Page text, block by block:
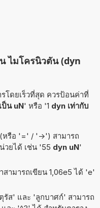
ไมโครนิวตัน (dyn
โดยเร็วที่สุด ควรป้อนค่าที่
ป็น uN' หรือ '1 dyn เท่ากับ
รือ '=' / '->') สามารถ
วยได้ เช่น '55 dyn uN'
สามารถเขียน 1,06e5 ได้ 'e'
รัส' และ 'ลูกบาศก์' สามารถ